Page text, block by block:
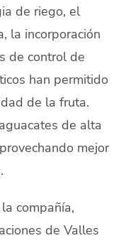
de riego, el
la incorporación
de control de
han permitido
de la fruta.
de alta
mejor
compañía,
de Valles